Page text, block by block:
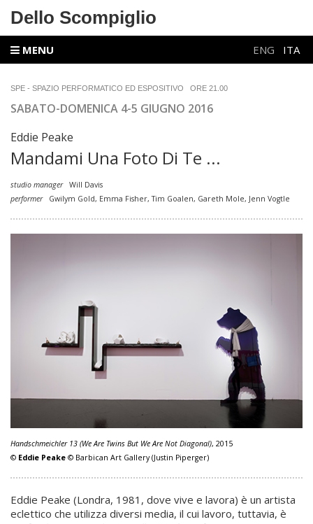
Dello Scompiglio
MENU ENG ITA
SPE - SPAZIO PERFORMATICO ED ESPOSITIVO ORE 21.00
SABATO-DOMENICA 4-5 GIUGNO 2016
Eddie Peake
Mandami Una Foto Di Te ...
studio managerWill Davis
performer
Gwilym Gold, Emma Fisher, Tim Goalen, Gareth Mole, Jenn Vogtle
Handschmeichler 13 (We Are Twins But We Are Not Diagonal), 2015
© Eddie Peake © Barbican Art Gallery (Justin Piperger)
Eddie Peake (Londra, 1981, dove vive e lavora) è un artista
eclettico che utilizza diversi media, il cui lavoro, tuttavia, è